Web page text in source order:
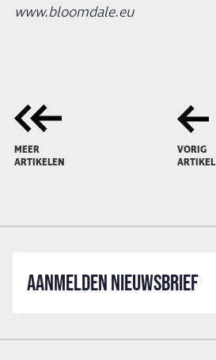
www.bloomdale.eu
MEER
ARTIKELEN
VORIG
ARTIKEL
AANMELDEN NIEUWSBRIEF